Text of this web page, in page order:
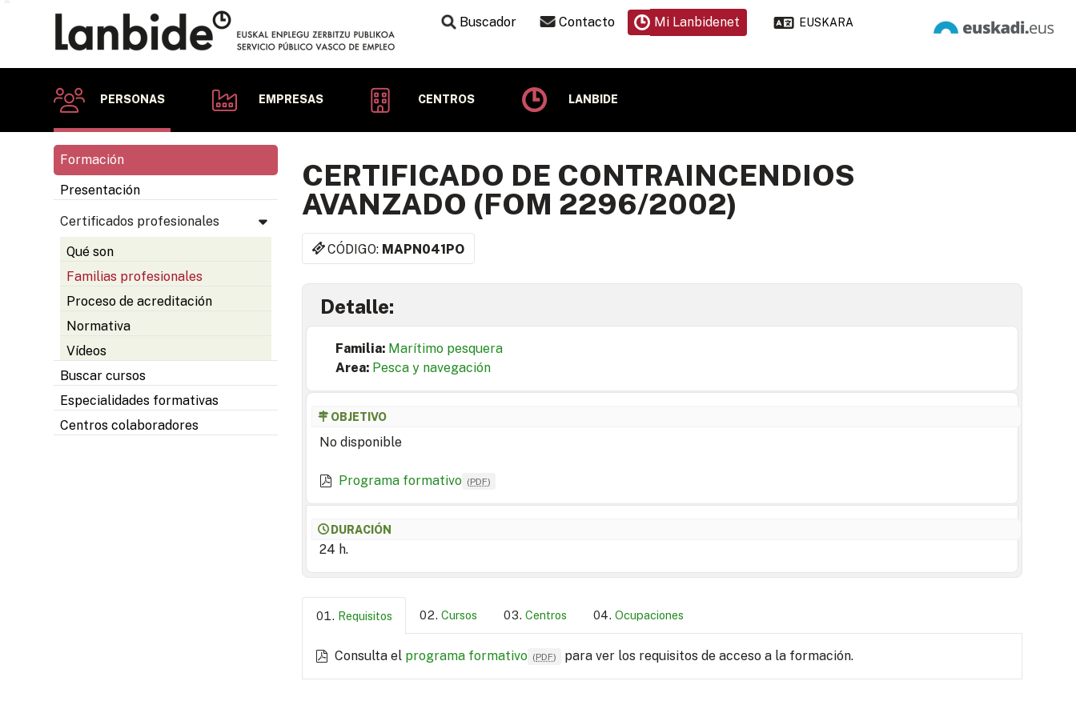
Buscador Contacto Mi Lanbidenet EUSKARA
PERSONAS EMPRESAS CENTROS LANBIDE
Formación
Presentación
Certificados profesionales
Qué son
Familias profesionales
Proceso de acreditación
Normativa
Vídeos
Buscar cursos
Especialidades formativas
Centros colaboradores
CERTIFICADO DE CONTRAINCENDIOS
AVANZADO (FOM 2296/2002)
CÓDIGO: MAPN041PO
Detalle:
Familia: Marítimo pesquera
Area: Pesca y navegación
OBJETIVO
No disponible
Programa formativo (PDF)
DURACIÓN
24 h.
Requisitos Cursos Centros Ocupaciones
Consulta el programa formativo (PDF) para ver los requisitos de acceso a la formación.